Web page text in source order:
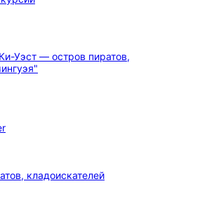
кладоискателей